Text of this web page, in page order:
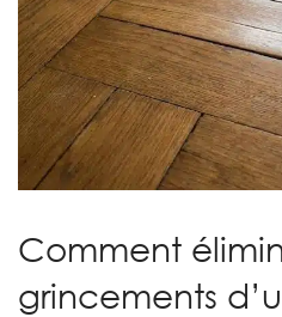
Comment
grincements